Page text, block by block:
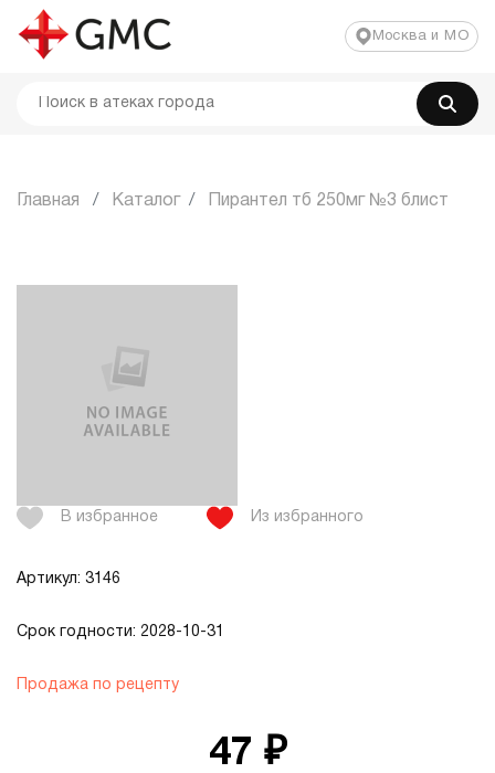
Москва и МО
Главная Каталог Пирантел тб 250мг №3 блист
В избранное Из избранного
Артикул: 3146
Срок годности: 2028-10-31
Продажа по рецепту
47 ₽